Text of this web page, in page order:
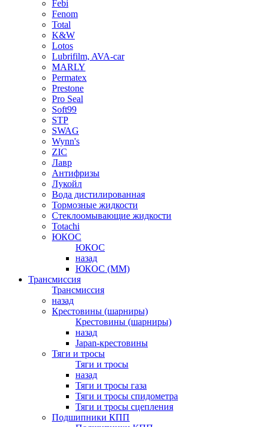
Febi
Fenom
Total
K&W
Lotos
Lubrifilm, AVA-car
MARLY
Permatex
Prestone
Pro Seal
Soft99
STP
SWAG
Wynn's
ZIC
Лавр
Антифризы
Лукойл
Вода дистилированная
Тормозные жидкости
Стеклоомывающие жидкости
Totachi
ЮКОС
ЮКОС
назад
ЮКОС (ММ)
Трансмиссия
Трансмиссия
назад
Крестовины (шарниры)
Крестовины (шарниры)
назад
Japan-крестовины
Тяги и тросы
Тяги и тросы
назад
Тяги и тросы газа
Тяги и тросы спидометра
Тяги и тросы сцепления
Подшипники КПП